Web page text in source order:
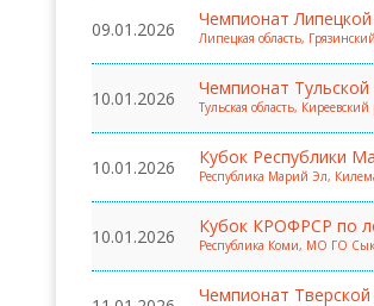
09.01.2026 Чемпионат
Липецкая область,
10.01.2026 Чемпионат
Тульская область,
10.01.2026 Кубок Республики
Республика Марий Эл,
10.01.2026 Кубок КРОФРСР по
Республика Коми, МО ГО
Чемпионат